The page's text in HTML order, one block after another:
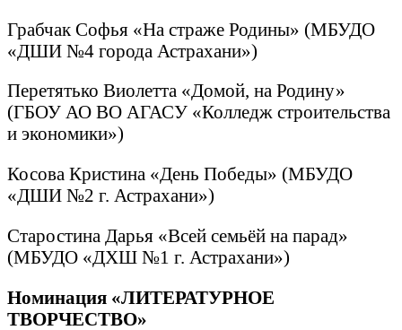
Грабчак Софья «На страже Родины» (МБУДО
«ДШИ №4 города Астрахани»)
Перетятько Виолетта «Домой, на Родину»
(ГБОУ АО ВО АГАСУ «Колледж строительства
и экономики»)
Косова Кристина «День Победы» (МБУДО
«ДШИ №2 г. Астрахани»)
Старостина Дарья «Всей семьёй на парад»
(МБУДО «ДХШ №1 г. Астрахани»)
Номинация «ЛИТЕРАТУРНОЕ
ТВОРЧЕСТВО»